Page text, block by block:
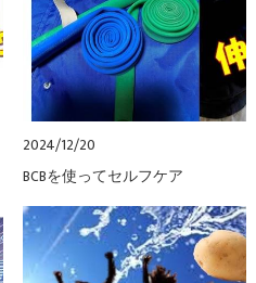
2024/12/20
BCBを使ってセルフケア